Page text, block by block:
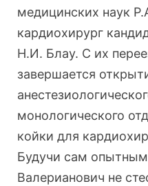
медицинских наук
кардиохирург
Н.И. Блау. С их
завершается
монологического
койки для
Будучи сам
Валерианович не